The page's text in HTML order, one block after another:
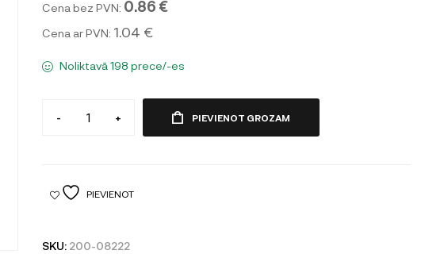
Cena bez PVN: 0.86 €
Cena ar PVN: 1.04 €
Noliktavā 198 prece/-es
- + PIEVIENOT GROZAM
PIEVIENOT
SKU: 200-08222